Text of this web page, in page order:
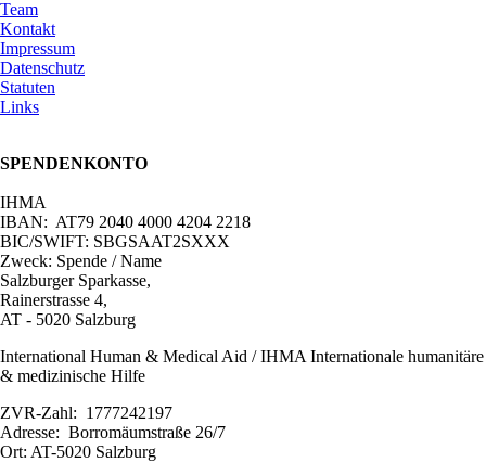
Team
Kontakt
Impressum
Datenschutz
Statuten
Links
SPENDENKONTO
IHMA
IBAN: AT79 2040 4000 4204 2218
BIC/SWIFT: SBGSAAT2SXXX
Zweck: Spende / Name
Salzburger Sparkasse,
Rainerstrasse 4,
AT - 5020 Salzburg
International Human & Medical Aid / IHMA Internationale humanitäre
& medizinische Hilfe
ZVR-Zahl: 1777242197
Adresse: Borromäumstraße 26/7
Ort: AT-5020 Salzburg